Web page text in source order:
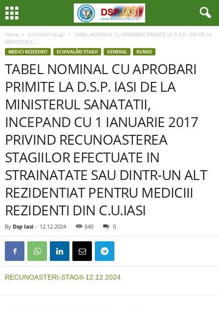
Home Echivalări stagii
TABEL NOMINAL CU APROBARI PRIMITE LA D.S.P. IASI DE LA
MINISTERUL...
MEDICI REZIDENTI ECHIVALĂRI STAGII GENERAL RUNOS
TABEL NOMINAL CU APROBARI
PRIMITE LA D.S.P. IASI DE LA
MINISTERUL SANATATII,
INCEPAND CU 1 IANUARIE 2017
PRIVIND RECUNOASTEREA
STAGIILOR EFECTUATE IN
STRAINATATE SAU DINTR-UN ALT
REZIDENTIAT PENTRU MEDICIII
REZIDENTI DIN C.U.IASI
By Dsp Iasi - 12.12.2024 640 0
RECUNOASTERI-STAGII-12.12.2024